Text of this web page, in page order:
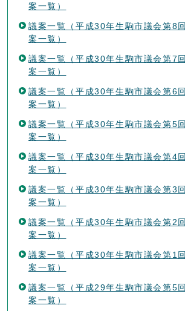
案一覧）
議案一覧（平成30年生駒市議会第8
案一覧）
議案一覧（平成30年生駒市議会第7
案一覧）
議案一覧（平成30年生駒市議会第6
案一覧）
議案一覧（平成30年生駒市議会第5
案一覧）
議案一覧（平成30年生駒市議会第4
案一覧）
議案一覧（平成30年生駒市議会第3
案一覧）
議案一覧（平成30年生駒市議会第2
案一覧）
議案一覧（平成30年生駒市議会第1
案一覧）
議案一覧（平成29年生駒市議会第5
案一覧）